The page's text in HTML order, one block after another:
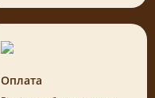
Оплата